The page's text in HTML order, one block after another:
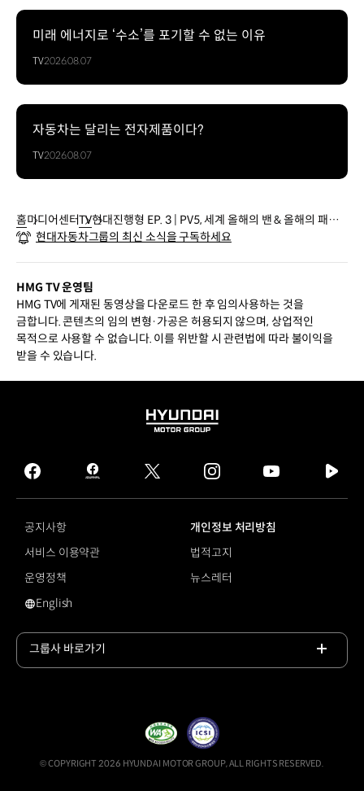
미래 에너지로 ‘수소’를 포기할 수 없는 이유
TV2026.08.07
자동차는 달리는 전자제품이다?
TV2026.08.07
홈미디어센터TV현대진행형 EP. 3 | PV5, 세계 올해의 밴 & 올해의 패밀
리카까지? | #Shorts
현대자동차그룹의 최신 소식을 구독하세요
HMG TV 운영팀
HMG TV에 게재된 동영상을 다운로드 한 후 임의사용하는 것을
금합니다. 콘텐츠의 임의 변형·가공은 허용되지 않으며, 상업적인
목적으로 사용할 수 없습니다. 이를 위반할 시 관련법에 따라 불이익을
받을 수 있습니다.
HYUNDAI
GROUP
facebook
hmg
journal
twitter instagram
tv
공지사항
개인정보 처리방침
서비스 이용약관
법적고지
운영정책
뉴스레터
영문 사이트로 이동
English
그룹사 바로가기
© COPYRIGHT 2026 HYUNDAI MOTOR GROUP, ALL RIGHTS RESERVED.